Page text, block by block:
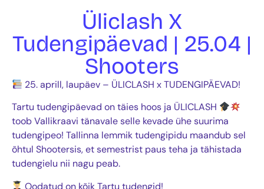
Üliclash X
Tudengipäevad | 25.04 |
Shooters
25. aprill, laupäev – ÜLICLASH x TUDENGIPÄEVAD!
Tartu tudengipäevad on täies hoos ja ÜLICLASH
toob Vallikraavi tänavale selle kevade ühe suurima
tudengipeo! Tallinna lemmik tudengipidu maandub sel
õhtul Shootersis, et semestrist paus teha ja tähistada
tudengielu nii nagu peab.
Oodatud on kõik Tartu tudengid!